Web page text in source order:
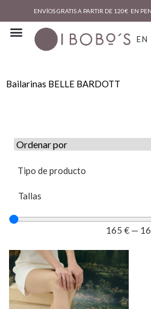
ENVÍOS GRATIS A PARTIR DE 120€ EN
EN
Bailarinas BELLE BARDOTT
Tipo de producto
Tallas
165 € —